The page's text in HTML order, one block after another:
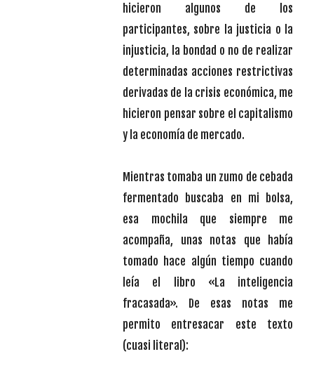
hicieron algunos de los
participantes, sobre la justicia o la
injusticia, la bondad o no de realizar
determinadas acciones restrictivas
derivadas de la crisis económica, me
hicieron pensar sobre el capitalismo
y la economía de mercado.
Mientras tomaba un zumo de cebada
fermentado buscaba en mi bolsa,
esa mochila que siempre me
acompaña, unas notas que había
tomado hace algún tiempo cuando
leía el libro «La inteligencia
fracasada». De esas notas me
permito entresacar este texto
(cuasi literal):